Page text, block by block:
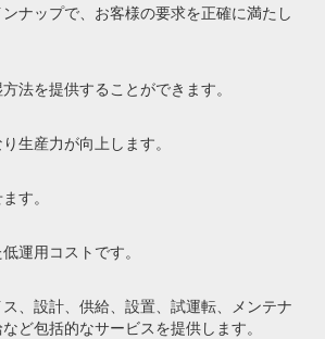
ナップで、お客様の要求を正確に満たし
法を提供することができます。
生産力が向上します。
す。
運用コストです。
、設計、供給、設置、試運転、メンテナ
ど包括的なサービスを提供します。